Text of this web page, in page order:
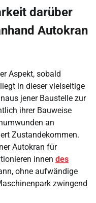
darüber
Autokran
Aspekt, sobald
in dieser vielseitige
jener Baustelle zur
ihrer Bauweise
an
Zustandekommen.
Autokran für
innen des
ohne aufwändige
zwingend